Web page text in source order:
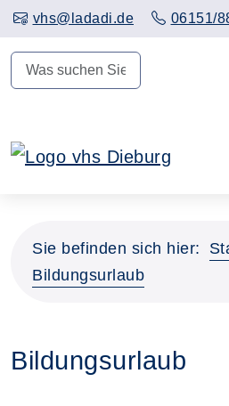
vhs@ladadi.de 06151/
Hauptinhalt
Sie befinden sich hier:
Bildungsurlaub
Bildungsurlaub